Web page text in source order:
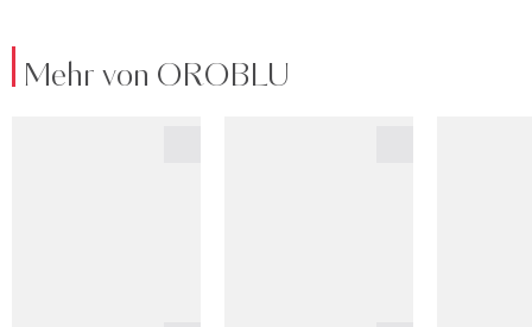
Mehr von OROBLU